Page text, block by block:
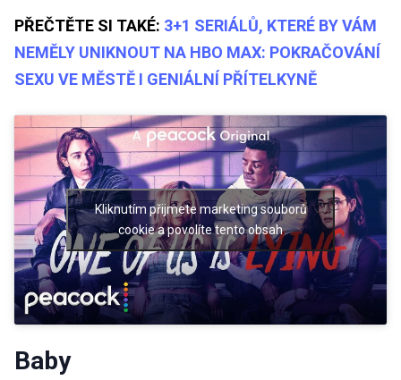
PŘEČTĚTE SI TAKÉ: 3+1 SERIÁLŮ, KTERÉ BY VÁM
NEMĚLY UNIKNOUT NA HBO MAX: POKRAČOVÁNÍ
SEXU VE MĚSTĚ I GENIÁLNÍ PŘÍTELKYNĚ
Kliknutím přijmete marketing souborů
cookie a povolíte tento obsah
Baby